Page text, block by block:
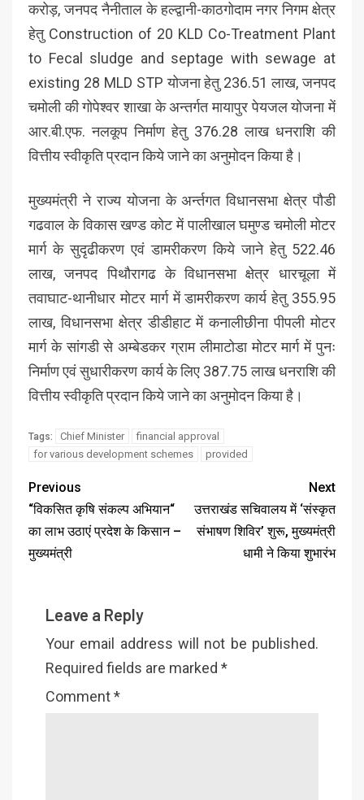
करोड़, जनपद नैनीताल के हल्द्वानी-काठगोदाम नगर निगम क्षेत्र
हेतु Construction of 20 KLD Co-Treatment Plant
to Fecal sludge and septage with sewage at
existing 28 MLD STP योजना हेतु 236.51 लाख, जनपद
चमोली की गोपेश्वर शाखा के अन्तर्गत मायापुर पेयजल योजना में
आर.बी.एफ. नलकूप निर्माण हेतु 376.28 लाख धनराशि की
वित्तीय स्वीकृति प्रदान किये जाने का अनुमोदन किया है।
मुख्यमंत्री ने राज्य योजना के अर्न्तगत विधानसभा क्षेत्र पौडी
गढवाल के विकास खण्ड कोट में पालीखाल घमुण्ड चमोली मोटर
मार्ग के सुदृढीकरण एवं डामरीकरण किये जाने हेतु 522.46
लाख, जनपद पिथौरागढ के विधानसभा क्षेत्र धारचूला में
तवाघाट-थानीधार मोटर मार्ग में डामरीकरण कार्य हेतु 355.95
लाख, विधानसभा क्षेत्र डीडीहाट में कनालीछीना पीपली मोटर
मार्ग के सांगडी से अम्बेडकर ग्राम लीमाटोडा मोटर मार्ग में पुनः
निर्माण एवं सुधारीकरण कार्य के लिए 387.75 लाख धनराशि की
वित्तीय स्वीकृति प्रदान किये जाने का अनुमोदन किया है।
Tags: Chief Minister
financial approval
for various development schemes
provided
Previous
“विकसित कृषि संकल्प अभियान“
का लाभ उठाएं प्रदेश के किसान –
मुख्यमंत्री
Next
उत्तराखंड सचिवालय में ‘संस्कृत
संभाषण शिविर’ शुरू, मुख्यमंत्री
धामी ने किया शुभारंभ
Leave a Reply
Your email address will not be published.
Required fields are marked *
Comment*